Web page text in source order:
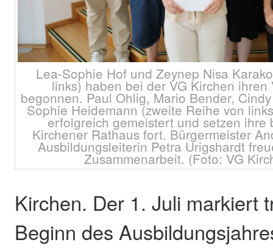
Lea-Sophie Hof und Zeynep Nisa
links) haben bei der VG Kirchen
begonnen. Paul Ohlig, Mario Bender,
Sophie Heidemann (zweite Reihe von
erfolgreich gemeistert und setzen ihre
Kirchener Rathaus fort. Bürgermeister
Ausbildungsleiterin Petra Urigshardt
Zusammenarbeit. (Foto: VG
Kirchen. Der 1. Juli markiert
Beginn des